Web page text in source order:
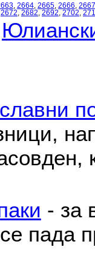
2664 2665 2666 2667
2672 2682 2692 2702
- за
пада